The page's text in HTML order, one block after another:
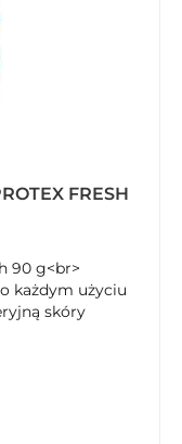
FRESH
90 g<br>
każdym użyciu
skóry